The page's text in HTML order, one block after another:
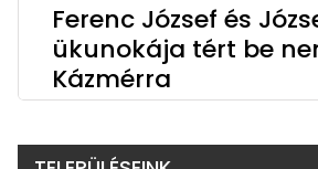
Ferenc József és
ükunokája tért be
Kázmérra